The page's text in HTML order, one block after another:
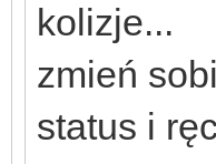
kolizje...
zmień
status i